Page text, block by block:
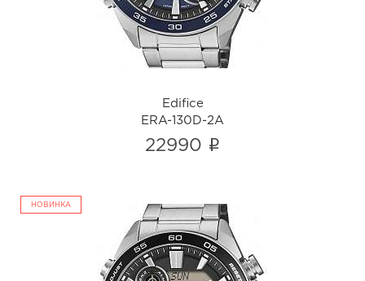
Edifice
ERA-130D-2A
22990 i
НОВИНКА